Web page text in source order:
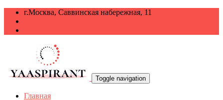
г.Москва, Саввинская набережная, 11
Toggle navigation
Главная